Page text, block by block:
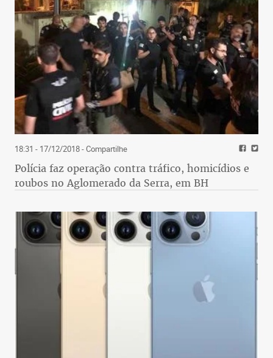
18:31 - 17/12/2018- Compartilhe
Polícia faz operação contra tráfico, homicídios e
roubos no Aglomerado da Serra, em BH